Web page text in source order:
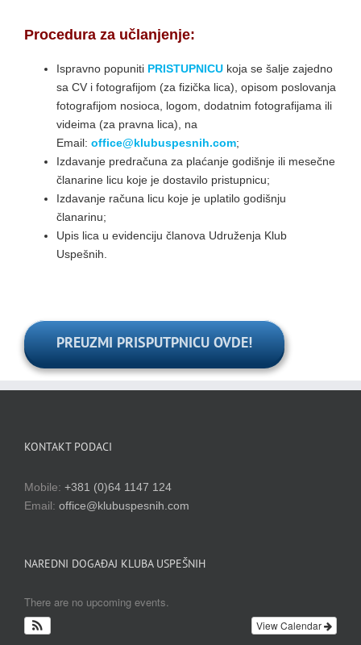
Procedura za učlanjenje:
Ispravno popuniti PRISTUPNICU koja se šalje zajedno
sa CV i fotografijom (za fizička lica), opisom poslovanja
fotografijom nosioca, logom, dodatnim fotografijama ili
videima (za pravna lica), na
Email: office@klubuspesnih.com;
Izdavanje predračuna za plaćanje godišnje ili mesečne
članarine licu koje je dostavilo pristupnicu;
Izdavanje računa licu koje je uplatilo godišnju
članarinu;
Upis lica u evidenciju članova Udruženja Klub
Uspešnih.
PREUZMI PRISPUTPNICU OVDE!
KONTAKT PODACI
Mobile: +381 (0)64 1147 124
Email: office@klubuspesnih.com
NAREDNI DOGAĐAJ KLUBA USPEŠNIH
There are no upcoming events.
View Calendar